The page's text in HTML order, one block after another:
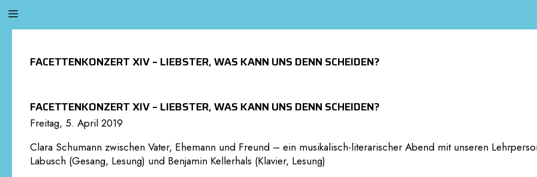
FACETTENKONZERT XIV – LIEBSTER, WAS KANN UNS DENN SCHEIDEN?
FACETTENKONZERT XIV – LIEBSTER, WAS KANN UNS DENN SCHEIDEN?
Freitag, 5. April 2019
Clara Schumann zwischen Vater, Ehemann und Freund – ein musikalisch-literarischer Abend mit unseren
Labusch (Gesang, Lesung) und Benjamin Kellerhals (Klavier, Lesung)